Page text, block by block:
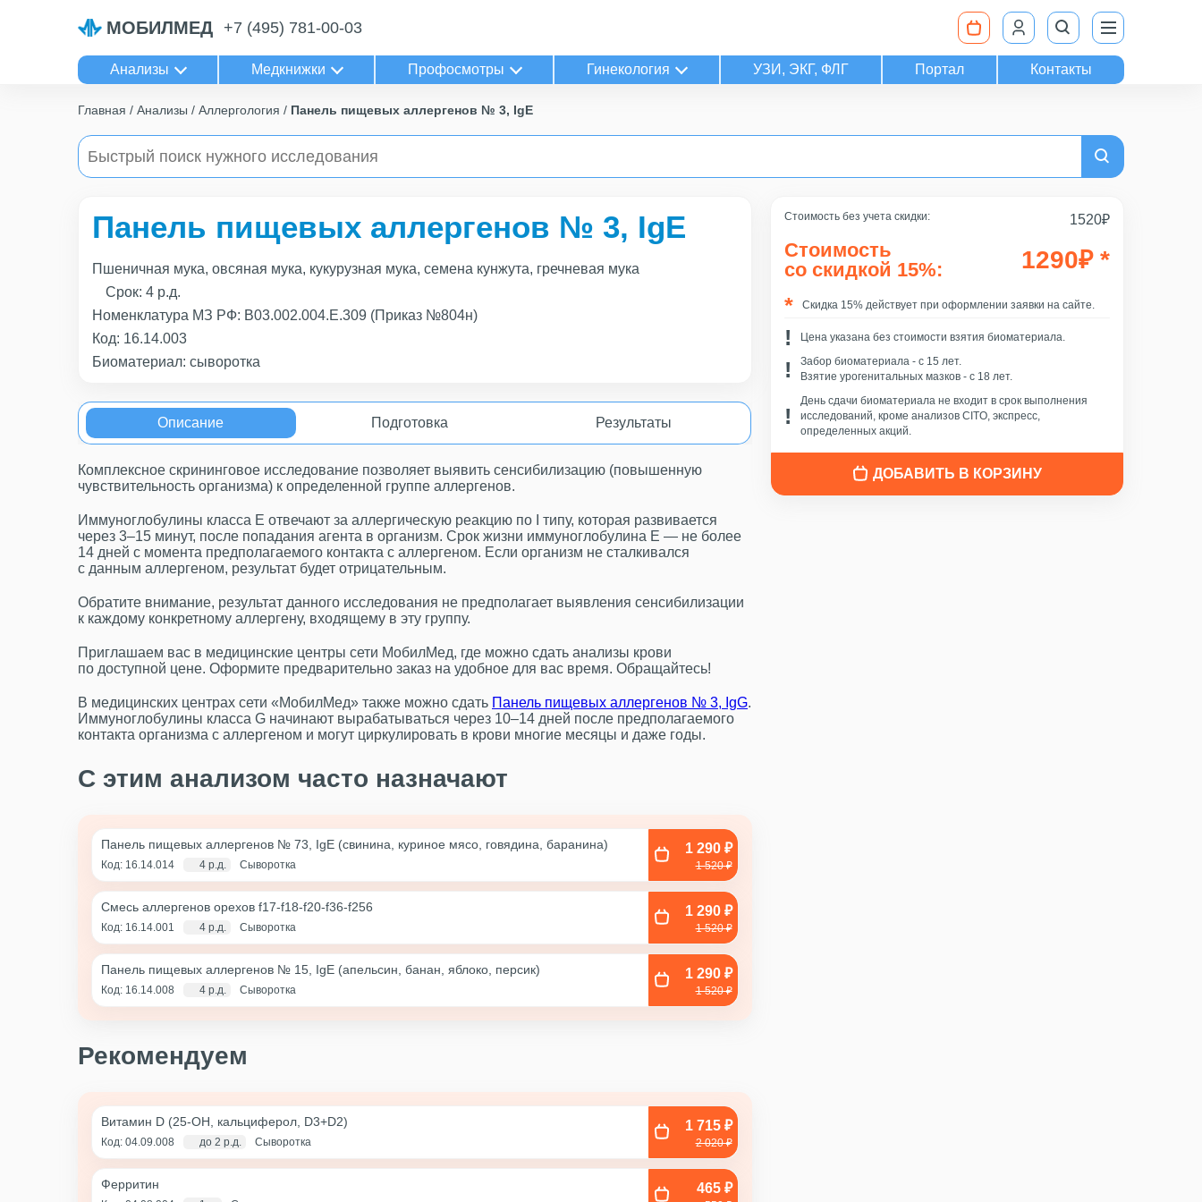
МОБИЛМЕД +7 (495) 781-00-03
Анализы Медкнижки Профосмотры Гинекология УЗИ, ЭКГ, ФЛГ Портал Контакты
Главная Анализы Аллергология Панель пищевых аллергенов № 3, IgE
Стоимость без учета скидки: 1520₽
Стоимость
со скидкой 15%:
1290₽ *
Скидка 15% действует при оформлении заявки на сайте.
Цена указана без стоимости взятия биоматериала.
Забор биоматериала - c 15 лет.
Взятие урогенитальных мазков - с 18 лет.
День сдачи биоматериала не входит в срок выполнения
исследований, кроме анализов CITO, экспресс,
определенных акций.
ДОБАВИТЬ В КОРЗИНУ
Панель пищевых аллергенов № 3, IgE
Пшеничная мука, овсяная мука, кукурузная мука, семена кунжута, гречневая мука
Срок: 4 р.д.
Номенклатура МЗ РФ: B03.002.004.Е.309 (Приказ №804н)
Код: 16.14.003
Биоматериал: сыворотка
Описание Подготовка Результаты
Комплексное скрининговое исследование позволяет выявить сенсибилизацию (повышенную
чувствительность организма) к определенной группе аллергенов.
Иммуноглобулины класса Е отвечают за аллергическую реакцию по I типу, которая развивается
через 3–15 минут, после попадания агента в организм. Срок жизни иммуноглобулина Е — не более
14 дней с момента предполагаемого контакта с аллергеном. Если организм не сталкивался
с данным аллергеном, результат будет отрицательным.
Обратите внимание, результат данного исследования не предполагает выявления сенсибилизации
к каждому конкретному аллергену, входящему в эту группу.
Приглашаем вас в медицинские центры сети МобилМед, где можно сдать анализы крови
по доступной цене. Оформите предварительно заказ на удобное для вас время. Обращайтесь!
В медицинских центрах сети «МобилМед» также можно сдать Панель пищевых аллергенов № 3, IgG.
Иммуноглобулины класса G начинают вырабатываться через 10–14 дней после предполагаемого
контакта организма с аллергеном и могут циркулировать в крови многие месяцы и даже годы.
С этим анализом часто назначают
Панель пищевых аллергенов № 73, IgE (свинина, куриное мясо, говядина, баранина)
Код: 16.14.014 4 р.д. Сыворотка
1 290 ₽
1 520 ₽
Смесь аллергенов орехов f17-f18-f20-f36-f256
Код: 16.14.001 4 р.д. Сыворотка
1 290 ₽
1 520 ₽
Панель пищевых аллергенов № 15, IgE (апельсин, банан, яблоко, персик)
Код: 16.14.008 4 р.д. Сыворотка
1 290 ₽
1 520 ₽
Рекомендуем
Витамин D (25-OH, кальциферол, D3+D2)
Код: 04.09.008 до 2 р.д. Сыворотка
1 715 ₽
2 020 ₽
Ферритин 465 ₽